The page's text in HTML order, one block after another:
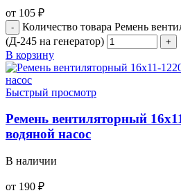
от 105 ₽
Количество товара Ремень
(Д-245 на генератор)
В корзину
Быстрый просмотр
Ремень вентиляторный
водяной насос
В наличии
от 190 ₽